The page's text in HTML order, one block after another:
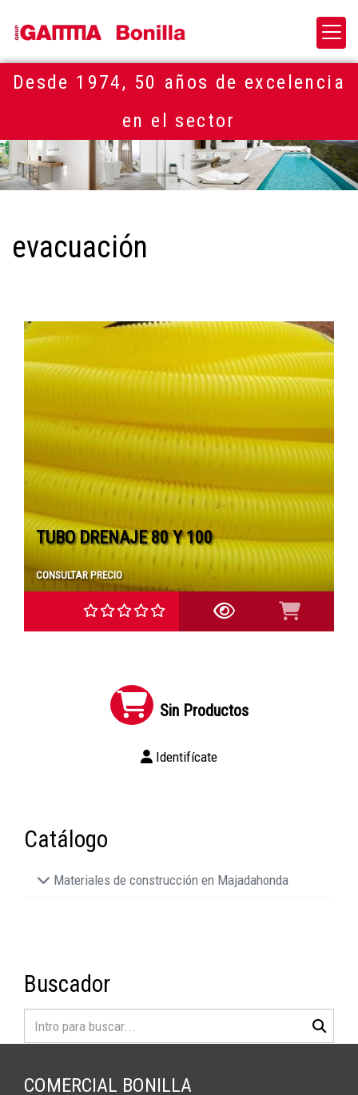
Desde 1974, 50 años de excelencia
en el sector
evacuación
TUBO DRENAJE 80 Y 100
CONSULTAR PRECIO
Sin Productos
Identifícate
Catálogo
Materiales de construcción en Majadahonda
Buscador
COMERCIAL BONILLA